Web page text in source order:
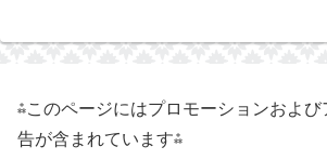
⁂このページにはプロモーションおよ
告が含まれています⁂